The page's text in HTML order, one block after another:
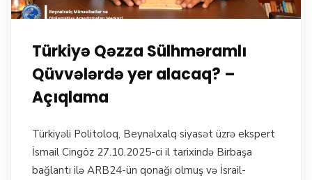
Türkiyə Qəzza Sülhməramlı
Qüvvələrdə yer alacaq? –
Açıqlama
Türkiyəli Politoloq, Beynəlxalq siyasət üzrə ekspert
İsmail Cingöz 27.10.2025-ci il tarixində Birbaşa
bağlantı ilə ARB24-ün qonağı olmuş və İsrail-